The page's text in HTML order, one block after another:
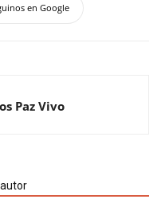
en Google
Paz Vivo